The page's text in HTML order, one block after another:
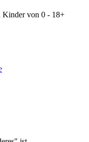
Kinder von 0 - 18+